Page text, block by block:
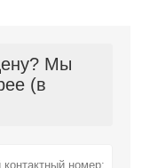
Мы
(в